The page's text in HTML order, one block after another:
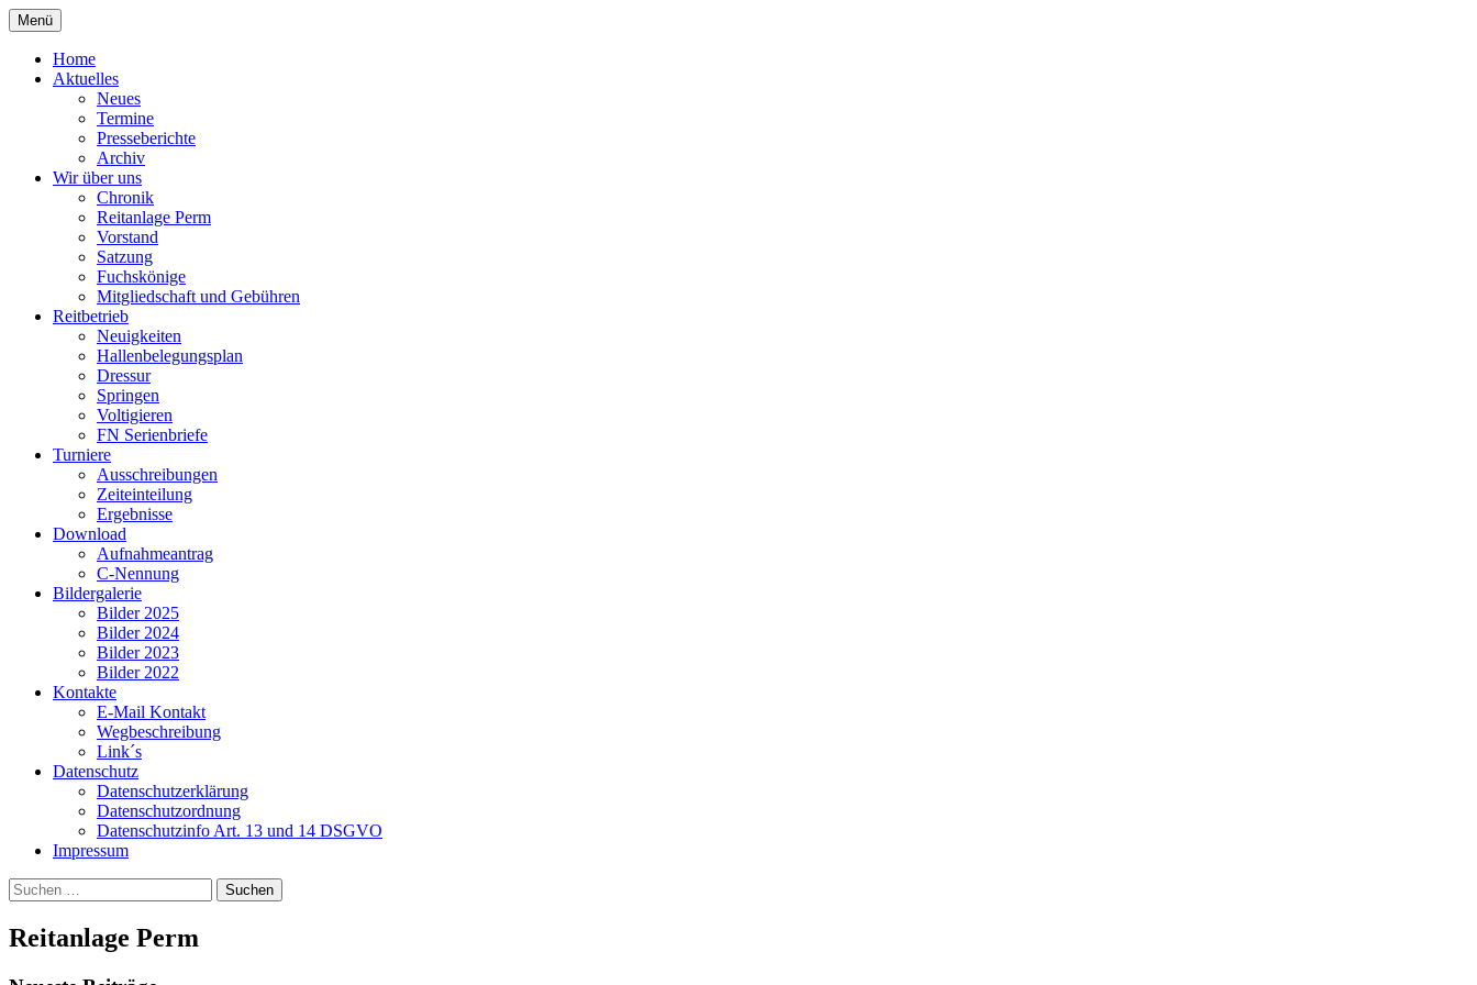
Zum
Inhalt
springen
Reiterverein Laggenbeck
Menü
Home
Aktuelles
Neues
Termine
Presseberichte
Archiv
Wir über uns
Chronik
Reitanlage Perm
Vorstand
Satzung
Fuchskönige
Mitgliedschaft und Gebühren
Reitbetrieb
Neuigkeiten
Hallenbelegungsplan
Dressur
Springen
Voltigieren
FN Serienbriefe
Turniere
Ausschreibungen
Zeiteinteilung
Ergebnisse
Download
Aufnahmeantrag
C-Nennung
Bildergalerie
Bilder 2025
Bilder 2024
Bilder 2023
Bilder 2022
Kontakte
E-Mail Kontakt
Wegbeschreibung
Link´s
Datenschutz
Datenschutzerklärung
Datenschutzordnung
Datenschutzinfo Art. 13 und 14 DSGVO
Impressum
Suchen
nach:
Reitanlage Perm